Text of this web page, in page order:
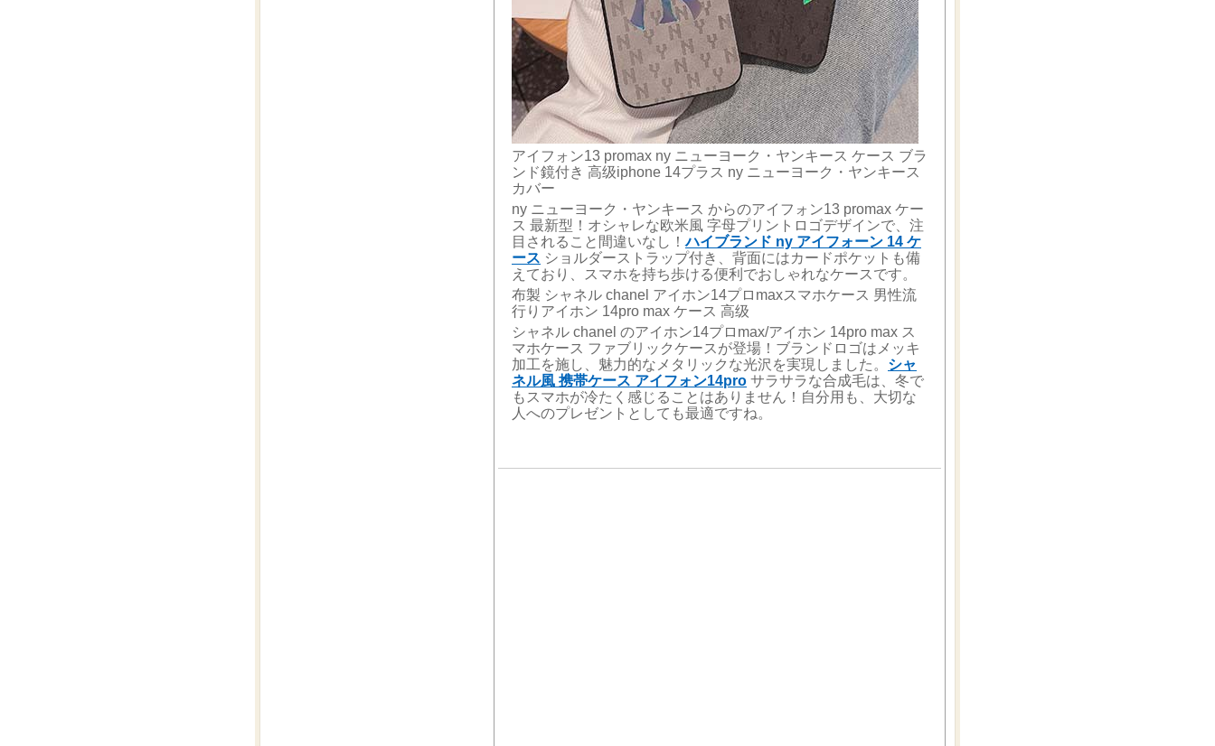
アイフォン13 promax ny ニューヨーク・ヤンキース ケース ブラ
ンド鏡付き 高级iphone 14プラス ny ニューヨーク・ヤンキース
カバー
ny ニューヨーク・ヤンキース からのアイフォン13 promax ケー
ス 最新型！オシャレな欧米風 字母プリントロゴデザインで、注
目されること間違いなし！ハイブランド ny アイフォーン 14 ケ
ース ショルダーストラップ付き、背面にはカードポケットも備
えており、スマホを持ち歩ける便利でおしゃれなケースです。
布製 シャネル chanel アイホン14プロmaxスマホケース 男性流
行りアイホン 14pro max ケース 高级
シャネル chanel のアイホン14プロmax/アイホン 14pro max ス
マホケース ファブリックケースが登場！ブランドロゴはメッキ
加工を施し、魅力的なメタリックな光沢を実現しました。 シャ
ネル風 携帯ケース アイフォン14pro サラサラな合成毛は、冬で
もスマホが冷たく感じることはありません！自分用も、大切な
人へのプレゼントとしても最適ですね。